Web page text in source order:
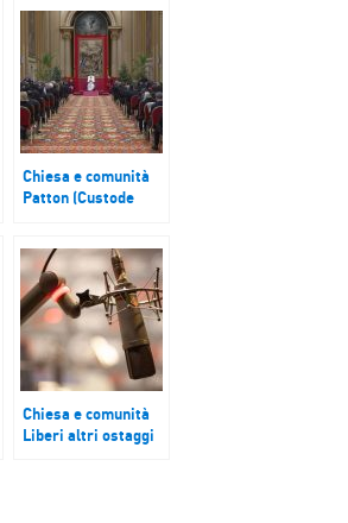
Chiesa e comunità
Patton (Custode
delle armi a quello
della diplomazia. Il
Papa parla al Corpo
diplomatico
Chiesa e comunità
Liberi altri ostaggi